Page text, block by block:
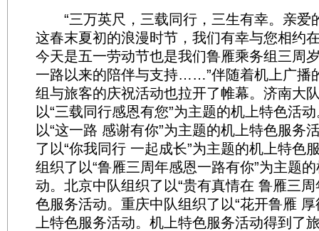
“三万英尺，三载同行，三生有幸。亲爱
这春末夏初的浪漫时节，我们有幸与您相约
今天是五一劳动节也是我们鲁雁乘务组三周
一路以来的陪伴与支持……”伴随着机上广播
组与旅客的庆祝活动也拉开了帷幕。济南大
以“三载同行感恩有您”为主题的机上特色活
以“这一路 感谢有你”为主题的机上特色服务
了以“你我同行 一起成长”为主题的机上特色
组织了以“鲁雁三周年感恩一路有你”为主题
动。北京中队组织了以“贵有真情在 鲁雁三
色服务活动。重庆中队组织了以“花开鲁雁
上特色服务活动。机上特色服务活动得到了